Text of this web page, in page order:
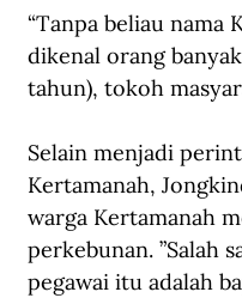
“Tanpa beliau nama
dikenal orang
tahun), tokoh
Selain menjadi
Kertamanah,
warga Kertamanah
perkebunan. ”Salah
pegawai itu adalah